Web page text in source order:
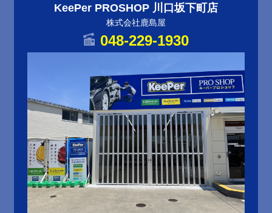
KeePer PROSHOP 川口坂下町店
株式会社鹿島屋
048-229-1930